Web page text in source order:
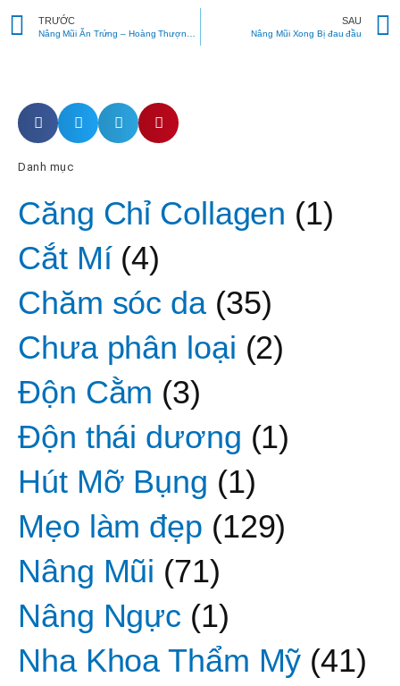
Prev
TRƯỚC SAU
Nâng Mũi Xong Bị đau đầu
Danh mục
Căng Chỉ Collagen (1)
Cắt Mí(4)
Chăm sóc da(35)
Chưa phân loại (2)
Độn Cằm (3)
Độn thái dương (1)
Hút Mỡ Bụng (1)
Mẹo làm đẹp (129)
Nâng Mũi (71)
Nâng Ngực (1)
Nha Khoa Thẩm Mỹ (41)